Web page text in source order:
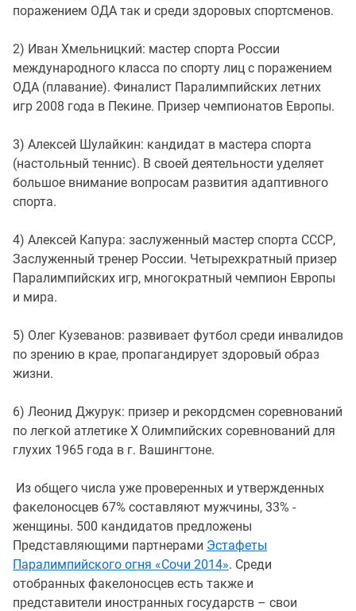
поражением ОДА так и среди здоровых спортсменов.
2) Иван Хмельницкий: мастер спорта России
международного класса по спорту лиц с поражением
ОДА (плавание). Финалист Паралимпийских летних
игр 2008 года в Пекине. Призер чемпионатов Европы.
3) Алексей Шулайкин: кандидат в мастера спорта
(настольный теннис). В своей деятельности уделяет
большое внимание вопросам развития адаптивного
спорта.
4) Алексей Капура: заслуженный мастер спорта СССР,
Заслуженный тренер России. Четырехкратный призер
Паралимпийских игр, многократный чемпион Европы
и мира.
5) Олег Кузеванов: развивает футбол среди инвалидов
по зрению в крае, пропагандирует здоровый образ
жизни.
6) Леонид Джурук: призер и рекордсмен соревнований
по легкой атлетике X Олимпийских соревнований для
глухих 1965 года в г. Вашингтоне.
Из общего числа уже проверенных и утвержденных
факелоносцев 67% составляют мужчины, 33% -
женщины. 500 кандидатов предложены
Представляющими партнерами Эстафеты
Паралимпийского огня «Сочи 2014». Среди
отобранных факелоносцев есть также и
представители иностранных государств – свои